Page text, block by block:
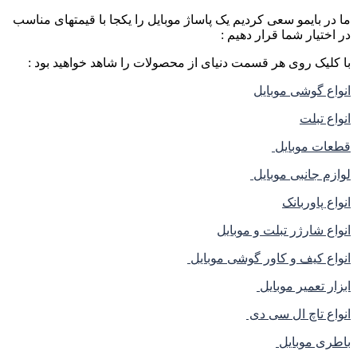
ما در بایمو سعی کردیم یک پاساژ موبایل را یکجا با قیمتهای مناسب
در اختیار شما قرار دهیم :
با کلیک روی هر قسمت دنیای از محصولات را شاهد خواهید بود :
انواع گوشی موبایل
انواع تبلت
قطعات موبایل
لوازم جانبی موبایل
انواع پاوربانک
انواع شارژر تبلت و موبایل
انواع کیف و کاور گوشی موبایل
ابزار تعمیر موبایل
انواع تاچ ال سی دی
باطری موبایل